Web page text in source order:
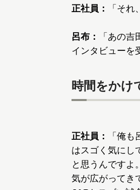
正社員： 「それ
呂布： 「あの吉
インタビューを
時間をかけ
正社員：
「俺
はスゴく気にし
と思うんですよ
気が広がってき